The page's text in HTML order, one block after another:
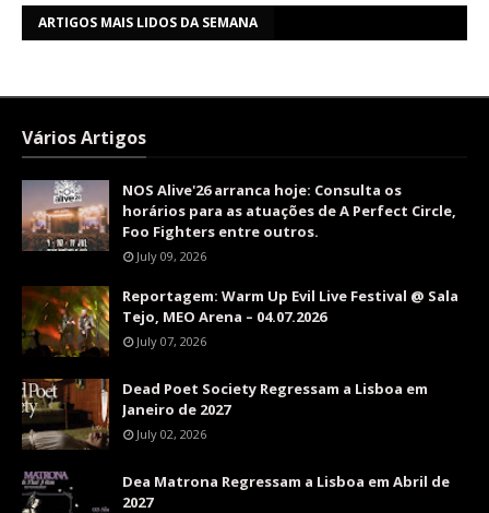
ARTIGOS MAIS LIDOS DA SEMANA
Vários Artigos
NOS Alive'26 arranca hoje: Consulta os
horários para as atuações de A Perfect Circle,
Foo Fighters entre outros.
July 09, 2026
Reportagem: Warm Up Evil Live Festival @ Sala
Tejo, MEO Arena – 04.07.2026
July 07, 2026
Dead Poet Society Regressam a Lisboa em
Janeiro de 2027
July 02, 2026
Dea Matrona Regressam a Lisboa em Abril de
2027